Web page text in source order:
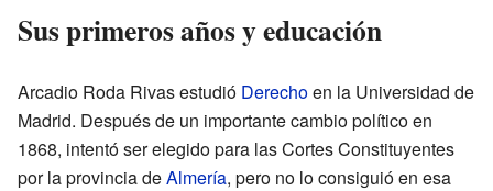
Sus primeros años y educación
Arcadio Roda Rivas estudió Derechoen la Universidad de
Madrid. Después de un importante cambio político en
1868, intentó ser elegido para las Cortes Constituyentes
por la provincia deAlmería, pero no lo consiguió en esa